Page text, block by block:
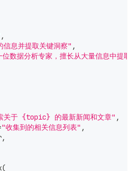
,
信息并提取关键洞察" ,
数据分析专家，擅长从大量信息中提
关于 {topic} 的最新新闻和文章" ,
"收集到的相关信息列表" ,
,
(